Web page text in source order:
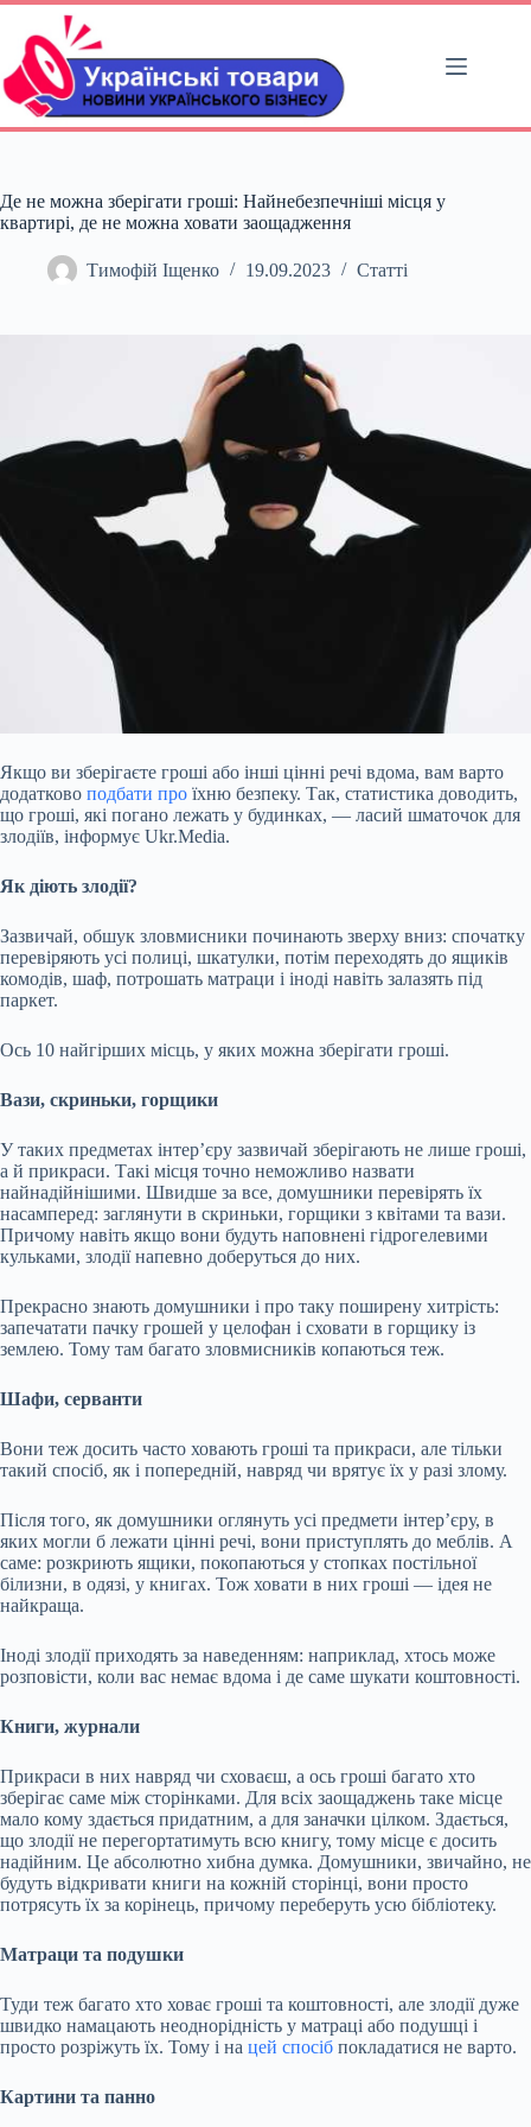
Перейти
вмісту
Де не можна зберігати гроші: Найнебезпечніші місця у
квартирі, де не можна ховати заощадження
Тимофій Іщенко 19.09.2023 Статті
Якщо ви зберігаєте гроші або інші цінні речі вдома, вам варто
додатково подбати про їхню безпеку. Так, статистика доводить,
що гроші, які погано лежать у будинках, — ласий шматочок для
злодіїв, інформує Ukr.Media.
Як діють злодії?
Зазвичай, обшук зловмисники починають зверху вниз: спочатку
перевіряють усі полиці, шкатулки, потім переходять до ящиків
комодів, шаф, потрошать матраци і іноді навіть залазять під
паркет.
Ось 10 найгірших місць, у яких можна зберігати гроші.
Вази, скриньки, горщики
Утаких предметах інтер’єру зазвичай зберігають не лише гроші,
а й прикраси. Такі місця точно неможливо назвати
найнадійнішими. Швидше за все, домушники перевірять їх
насамперед: заглянути в скриньки, горщики з квітами та вази.
Причому навіть якщо вони будуть наповнені гідрогелевими
кульками, злодії напевно доберуться до них.
Прекрасно знають домушники і про таку поширену хитрість:
запечатати пачку грошей у целофан і сховати в горщику із
землею. Тому там багато зловмисників копаються теж.
Шафи, серванти
Вони теж досить часто ховають гроші та прикраси, але тільки
такий спосіб, як і попередній, навряд чи врятує їх у разі злому.
Після того, як домушники оглянуть усі предмети інтер’єру, в
яких могли б лежати цінні речі, вони приступлять до меблів. А
саме: розкриють ящики, покопаються у стопках постільної
білизни, в одязі, у книгах. Тож ховати в них гроші — ідея не
найкраща.
Іноді злодії приходять за наведенням: наприклад, хтось може
розповісти, коли вас немає вдома і де саме шукати коштовності.
Книги, журнали
Прикраси в них навряд чи сховаєш, а ось гроші багато хто
зберігає саме між сторінками. Для всіх заощаджень таке місце
мало кому здається придатним, а для заначки цілком. Здається,
що злодії не перегортатимуть всю книгу, тому місце є досить
надійним. Це абсолютно хибна думка. Домушники, звичайно, не
будуть відкривати книги на кожній сторінці, вони просто
потрясуть їх за корінець, причому переберуть усю бібліотеку.
Матраци та подушки
Туди теж багато хто ховає гроші та коштовності, але злодії дуже
швидко намацають неоднорідність у матраці або подушці і
просто розріжуть їх. Тому і на цей спосіб покладатися не варто.
Картини та панно